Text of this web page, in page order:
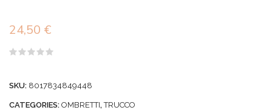
24,50 €
5
SKU: 8017834849448
CATEGORIES: OMBRETTI,TRUCCO